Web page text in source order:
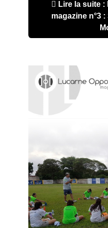
Lire la suite
magazine n°3